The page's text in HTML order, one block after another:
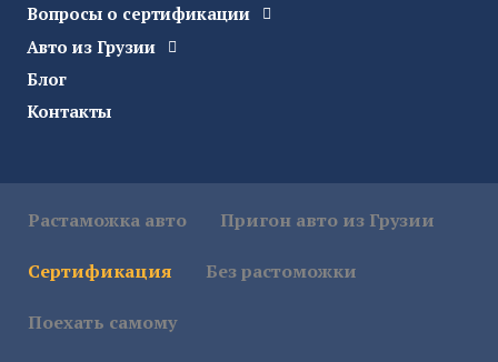
Вопросы о сертификации
Авто из Грузии
Блог
Контакты
Растаможка авто Пригон авто из Грузии
Сертификация Без растоможки
Поехать самому